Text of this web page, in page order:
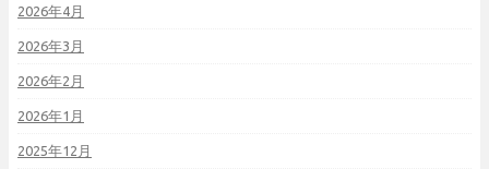
2026年4月
2026年3月
2026年2月
2026年1月
2025年12月